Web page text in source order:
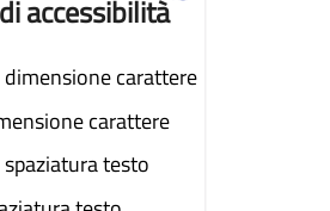
accessibilità
carattere
carattere
testo